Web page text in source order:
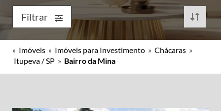
Filtrar
» Imóveis » Imóveis para Investimento » Chácaras »
Itupeva / SP » Bairro da Mina